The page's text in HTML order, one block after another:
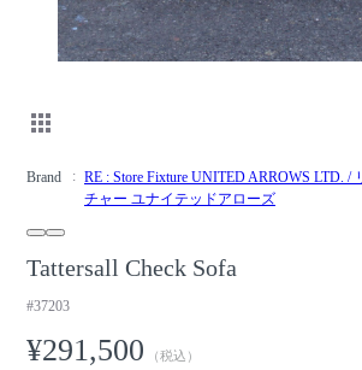
Brand
RE : Store Fixture UNITED ARROWS LTD. /
チャー ユナイテッドアローズ
Tattersall Check Sofa
#37203
¥291,500 （税込）